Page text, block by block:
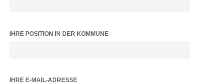
IHRE POSITION IN DER KOMMUNE
IHRE E-MAIL-ADRESSE